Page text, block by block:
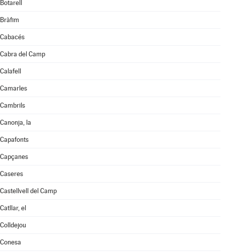
Botarell
Bràfim
Cabacés
Cabra del Camp
Calafell
Camarles
Cambrils
Canonja, la
Capafonts
Capçanes
Caseres
Castellvell del Camp
Catllar, el
Colldejou
Conesa